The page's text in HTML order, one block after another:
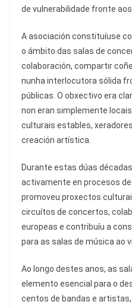
de vulnerabilidade fronte
A asociación constituíuse
o ámbito das salas de
colaboración, compartir
nunha interlocutora sólida
públicas. O obxectivo era
non eran simplemente
culturais estables,
creación artística.
Durante estas dúas
activamente en procesos
promoveu proxectos
circuítos de concertos,
europeas e contribuíu a
para as salas de música ao
Ao longo destes anos, as
elemento esencial para o
centos de bandas e